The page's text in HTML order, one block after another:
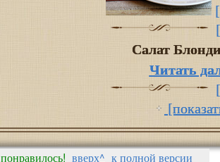
Салат
Читать
понравилось! вверх^ к полной версии